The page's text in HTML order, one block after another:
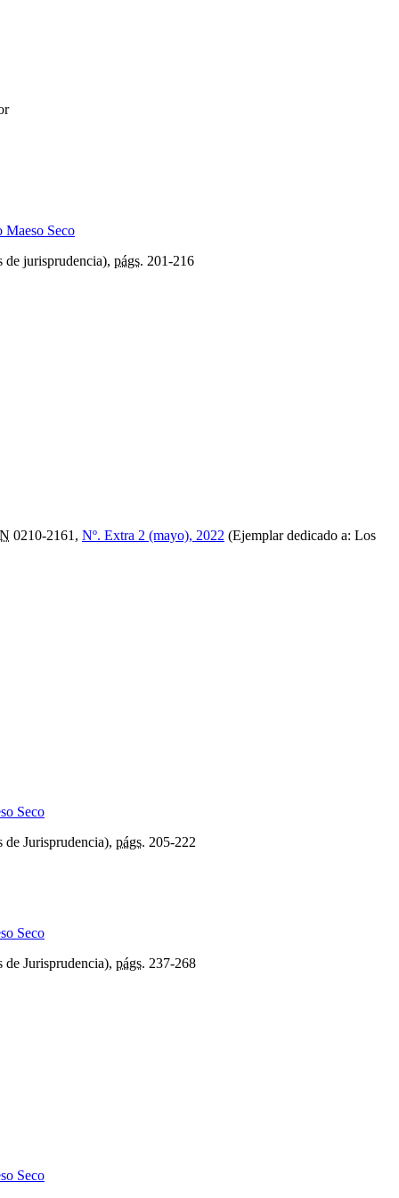
Maeso Seco
de jurisprudencia), págs. 201-216
0210-2161, Nº. Extra 2 (mayo), 2022 (Ejemplar dedicado a: Los
Seco
Jurisprudencia), págs. 205-222
Seco
Jurisprudencia), págs. 237-268
Seco